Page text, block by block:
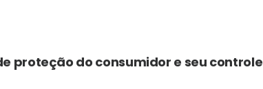
proteção do consumidor e seu controle